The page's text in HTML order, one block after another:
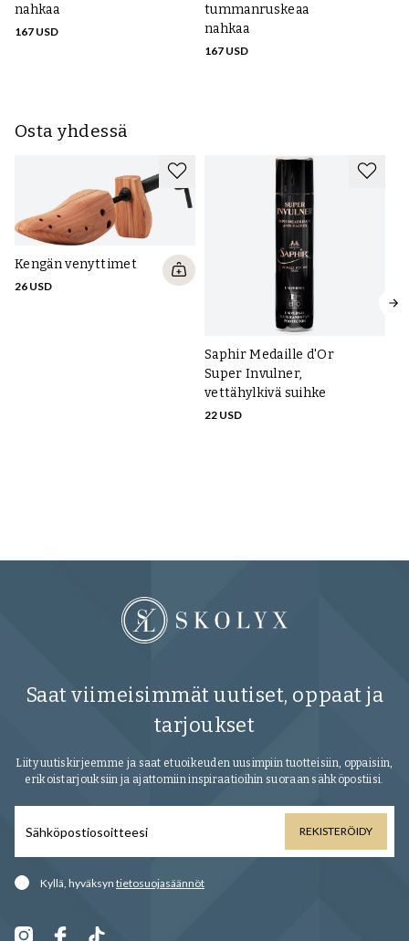
nahkaa
167 USD
tummanruskeaa
nahkaa
167 USD
Osta yhdessä
Kengän venyttimet
26 USD
Saphir Medaille d'Or
Super Invulner,
vettähylkivä suihke
22 USD
Saat viimeisimmät uutiset, oppaat ja
tarjoukset
Liity uutiskirjeemme ja saat etuoikeuden uusimpiin tuotteisiin, oppaisiin,
erikoistarjouksiin ja ajattomiin inspiraatioihin suoraan sähköpostiisi.
REKISTERÖIDY
Kyllä, hyväksyn tietosuojasäännöt